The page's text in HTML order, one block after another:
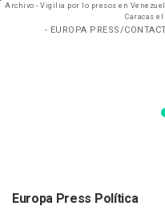
Archivo - Vigilia por lo presos en
Caracas
- EUROPA PRESS/
Europa Press Política